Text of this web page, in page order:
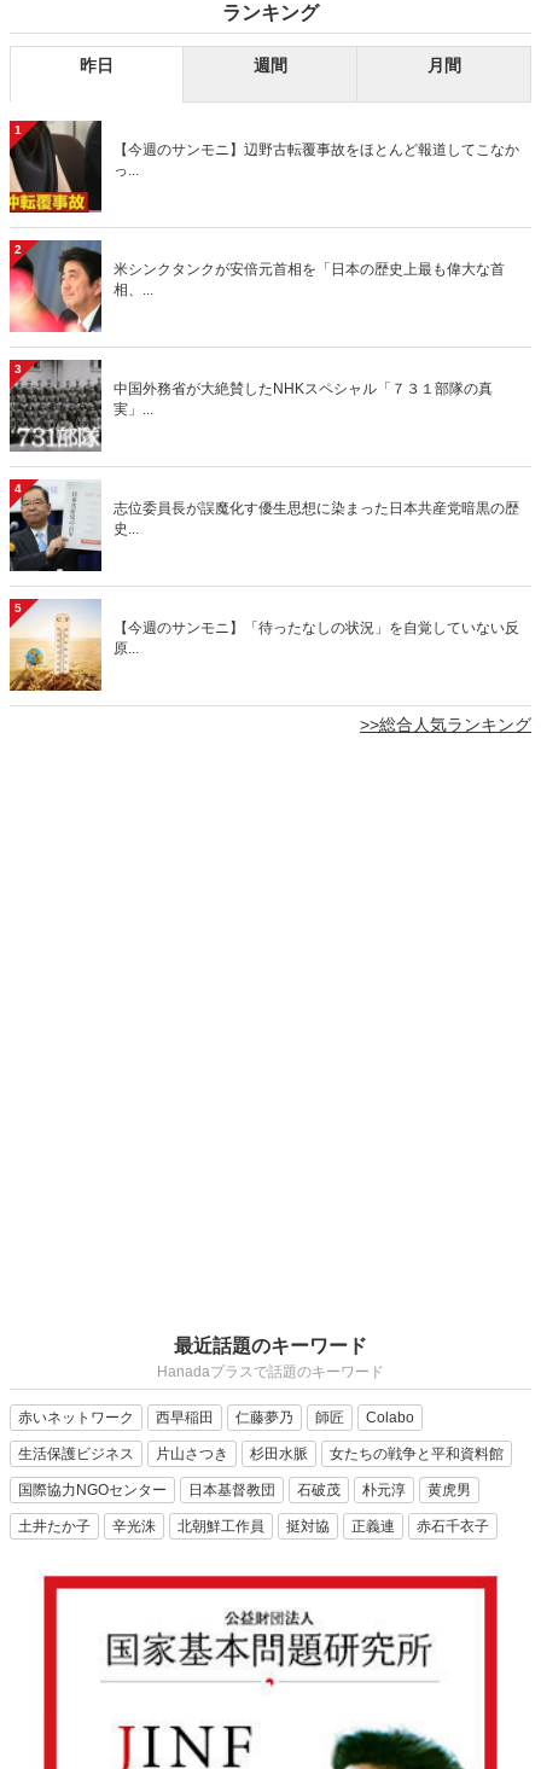
ランキング
昨日 週間 月間
1
【今週のサンモニ】辺野古転覆事故をほとんど報道してこなか
っ...
2
米シンクタンクが安倍元首相を「日本の歴史上最も偉大な首
相、...
3
中国外務省が大絶賛したNHKスペシャル「７３１部隊の真
実」...
4
志位委員長が誤魔化す優生思想に染まった日本共産党暗黒の歴
史...
5
【今週のサンモニ】「待ったなしの状況」を自覚していない反
原...
>>総合人気ランキング
最近話題のキーワード
Hanadaプラスで話題のキーワード
赤いネットワーク 西早稲田 仁藤夢乃 師匠 Colabo
生活保護ビジネス 片山さつき 杉田水脈 女たちの戦争と平和資料館
国際協力NGOセンター 日本基督教団 石破茂 朴元淳 黄虎男
土井たか子 辛光洙 北朝鮮工作員 挺対協 正義連 赤石千衣子